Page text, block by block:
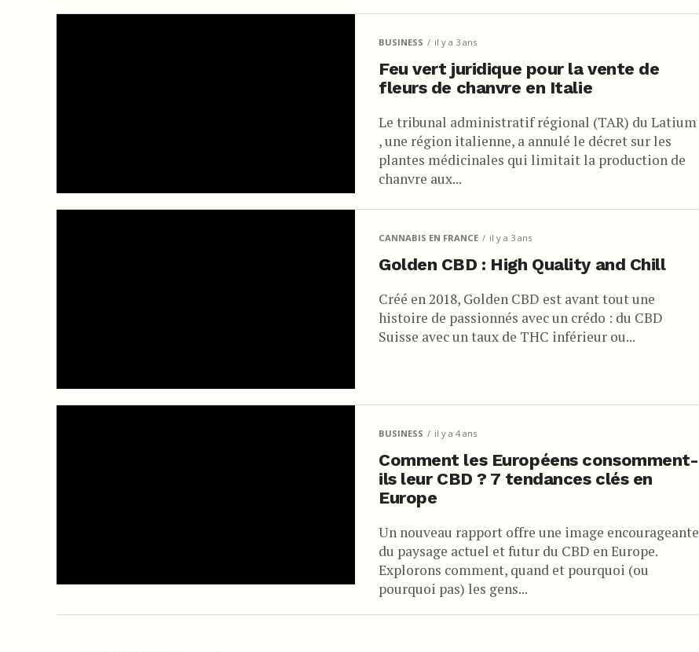
BUSINESS il y a 3 ans
Feu vert juridique pour la vente de
fleurs de chanvre en Italie
Le tribunal administratif régional (TAR) du Latium
, une région italienne, a annulé le décret sur les
plantes médicinales qui limitait la production de
chanvre aux...
CANNABIS EN FRANCE il y a 3 ans
Golden CBD : High Quality and Chill
Créé en 2018, Golden CBD est avant tout une
histoire de passionnés avec un crédo : du CBD
Suisse avec un taux de THC inférieur ou...
BUSINESS il y a 4 ans
Comment les Européens consomment-
ils leur CBD ? 7 tendances clés en
Europe
Un nouveau rapport offre une image encourageante
du paysage actuel et futur du CBD en Europe.
Explorons comment, quand et pourquoi (ou
pourquoi pas) les gens...